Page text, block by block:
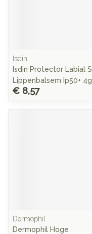
Isdin
Isdin Protector Labial
Lippenbalsem Ip50+ 4g
€ 8,57
Dermophil
Dermophil Hoge